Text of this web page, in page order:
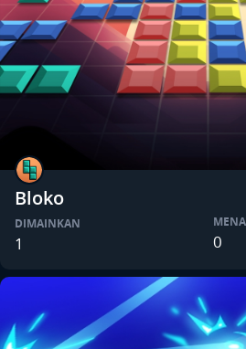
Bloko
DIMAINKAN
1 0